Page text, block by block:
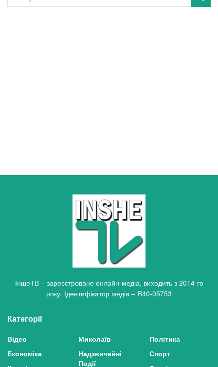
ІншеТВ – зареєстроване онлайн-медіа, виходить з 2014-го
року. Ідентифікатор медіа – R40-05753
Категорії
Відео
Економіка
Миколаїв
Надзвичайні
Події
Політика
Спорт